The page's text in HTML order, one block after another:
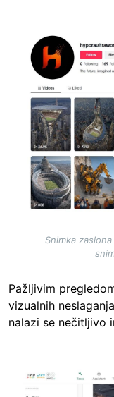
Image
Snimka
Pažljivim
vizualnih
nalazi se nečitljivo
Image